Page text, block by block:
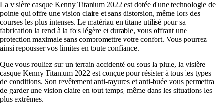
La visière casque Kenny Titanium 2022 est dotée d'une technologie de
pointe qui offre une vision claire et sans distorsion, même lors des
courses les plus intenses. Le matériau en titane utilisé pour sa
fabrication la rend à la fois légère et durable, vous offrant une
protection maximale sans compromettre votre confort. Vous pourrez
ainsi repousser vos limites en toute confiance.
Que vous rouliez sur un terrain accidenté ou sous la pluie, la visière
casque Kenny Titanium 2022 est conçue pour résister à tous les types
de conditions. Son revêtement anti-rayures et anti-buée vous permettra
de garder une vision claire en tout temps, même dans les situations les
plus extrêmes.